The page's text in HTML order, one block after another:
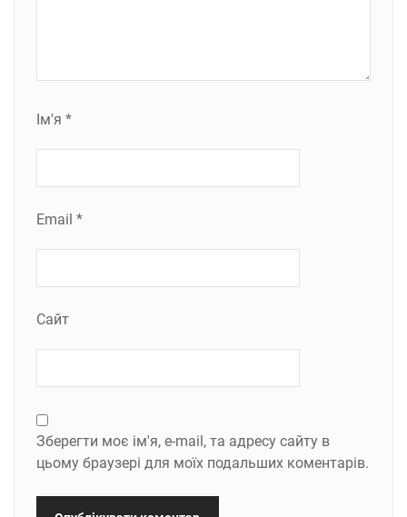
Ім'я *
Email *
Сайт
Зберегти моє ім'я, e-mail, та адресу сайту в
цьому браузері для моїх подальших коментарів.